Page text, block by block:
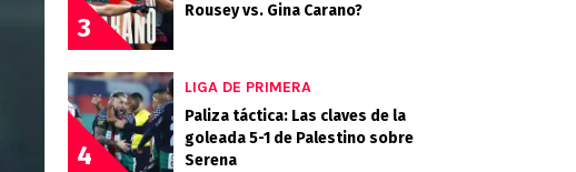
3
Rousey vs. Gina Carano?
4
LIGA DE PRIMERA
Paliza táctica: Las claves de la
goleada 5-1 de Palestino sobre
Serena